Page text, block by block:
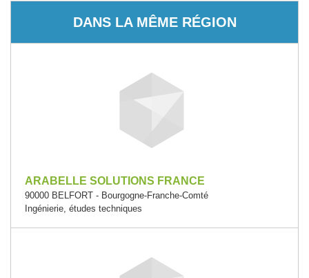
DANS LA MÊME RÉGION
ARABELLE SOLUTIONS FRANCE
90000 BELFORT - Bourgogne-Franche-Comté
Ingénierie, études techniques